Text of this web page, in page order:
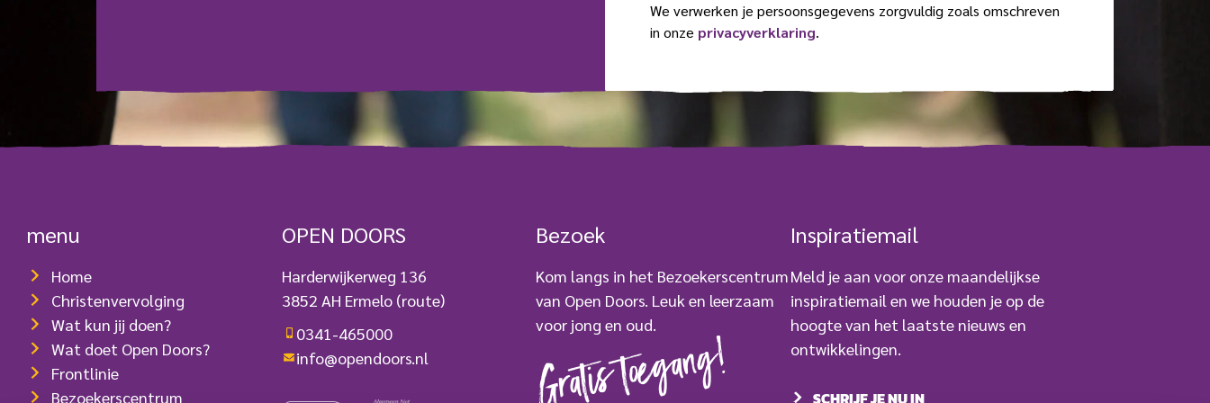
s
)
s
e
a
m
e
i
a
e
)
We verwerken je persoonsgegevens zorgvuldig zoals omschreven
in onze privacyverklaring.
menu
Home
Christenvervolging
Wat kun jij doen?
Wat doet Open Doors?
Frontlinie
Bezoekerscentrum
OPEN DOORS
Harderwijkerweg 136
3852 AH Ermelo (route)
0341-465000
info@opendoors.nl
Bezoek
Kom langs in het Bezoekerscentrum
van Open Doors. Leuk en leerzaam
voor jong en oud.
Gratis toegang!
Inspiratiemail
Meld je aan voor onze maandelijkse
inspiratiemail en we houden je op de
hoogte van het laatste nieuws en
ontwikkelingen.
SCHRIJF JE NU IN